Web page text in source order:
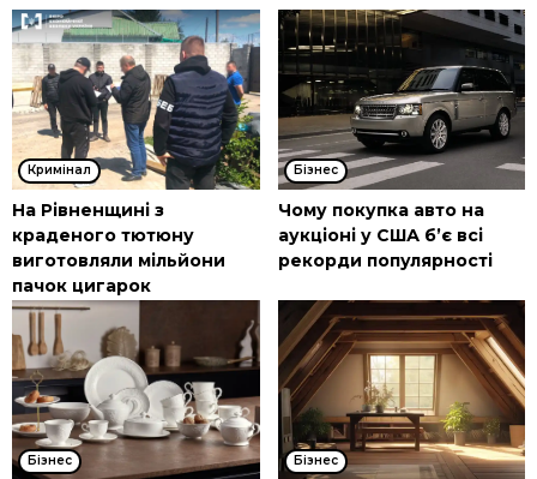
Кримінал
На Рівненщині з
краденого тютюну
виготовляли мільйони
пачок цигарок
Бізнес
Чому покупка авто на
аукціоні у США б’є всі
рекорди популярності
Бізнес Бізнес